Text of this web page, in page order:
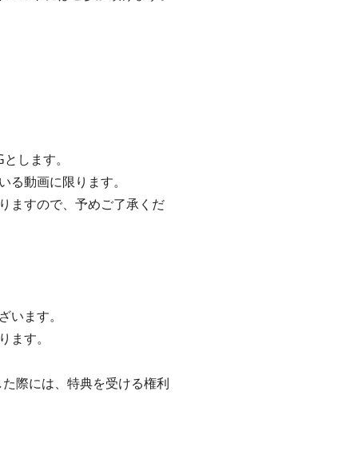
します。
動画に限ります。
ますので、予めご了承くだ
ます。
す。
際には、特典を受ける権利